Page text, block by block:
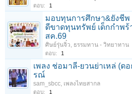
ตอบ: 1
มอบทุนการศึกษา&ยังชีพ
ดีขาดทุนทรัพย์ เด็กกำพร้
สค.69
ศิษย์รุ่นจิ๋ว, ธรรมทาน - วิทยาทาน
ตอบ: 1
เพลง ช่อมาลี-ยวนย่าเหล่ (ด
รณ์
sam_sbcc, เพลงไทยสากล
ตอบ: 1